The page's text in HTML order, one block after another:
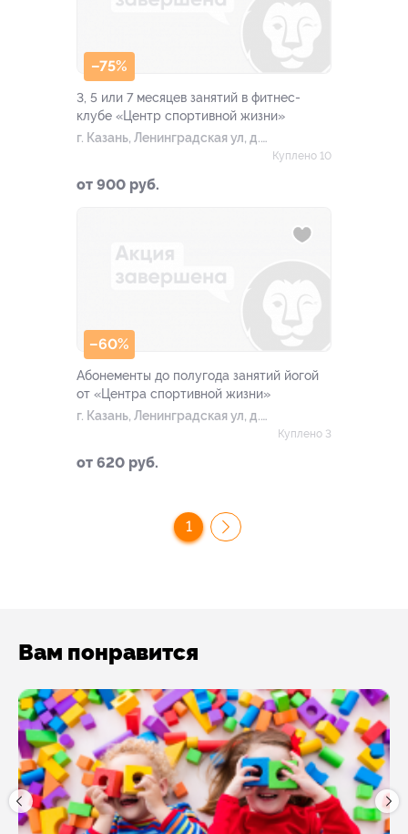
–75%
3, 5 или 7 месяцев занятий в фитнес-
клубе «Центр спортивной жизни»
г. Казань, Ленинградская ул, д.
от 900 руб.
Куплено 10
–60%
Абонементы до полугода занятий йогой
от «Центра спортивной жизни»
г. Казань, Ленинградская ул, д.
от 620 руб.
Куплено 3
1
Вам понравится